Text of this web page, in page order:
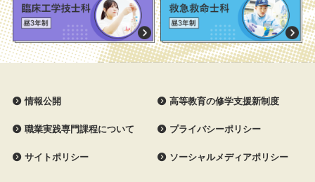
情報公開 高等教育の修学支援新制度
職業実践専門課程について プライバシーポリシー
サイトポリシー ソーシャルメディアポリシー